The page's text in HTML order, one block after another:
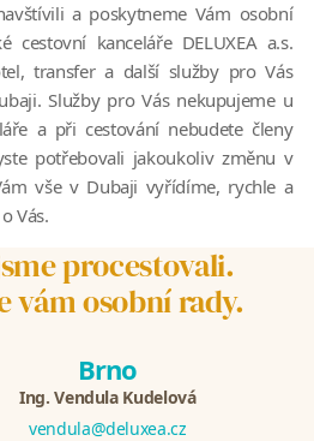
a poskytneme Vám osobní
cestovní kanceláře DELUXEA a.s.
transfer a další služby pro Vás
Služby pro Vás nekupujeme u
a při cestování nebudete členy
potřebovali jakoukoliv změnu v
vše v Dubaji vyřídíme, rychle a
Vás.
procestovali.
vám osobní rady.
Brno
Ing. Vendula Kudelová
vendula@deluxea.cz